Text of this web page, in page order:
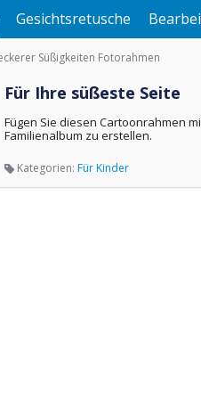
Gesichtsretusche
Süßigkeiten Fotorahmen
Für Ihre süßeste Seite
Fügen Sie diesen Cartoonrahmen
Familienalbum zu erstellen.
Kategorien: Für Kinder